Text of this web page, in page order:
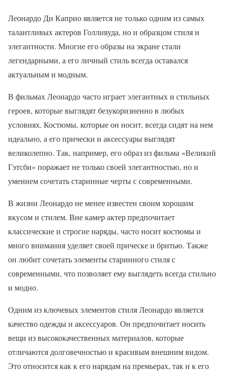
Леонардо Ди Каприо является не только одним из самых
талантливых актеров Голливуда, но и образцом стиля и
элегантности. Многие его образы на экране стали
легендарными, а его личный стиль всегда оставался
актуальным и модным.
В фильмах Леонардо часто играет элегантных и стильных
героев, которые выглядят безукоризненно в любых
условиях. Костюмы, которые он носит, всегда сидят на нем
идеально, а его прически и аксессуары выглядят
великолепно. Так, например, его образ из фильма «Великий
Гэтсби» поражает не только своей элегантностью, но и
умением сочетать старинные черты с современными.
В жизни Леонардо не менее известен своим хорошим
вкусом и стилем. Вне камер актер предпочитает
классические и строгие наряды, часто носит костюмы и
много внимания уделяет своей прическе и бритью. Также
он любит сочетать элементы старинного стиля с
современными, что позволяет ему выглядеть всегда стильно
и модно.
Одним из ключевых элементов стиля Леонардо является
качество одежды и аксессуаров. Он предпочитает носить
вещи из высококачественных материалов, которые
отличаются долговечностью и красивым внешним видом.
Это относится как к его нарядам на премьерах, так и к его